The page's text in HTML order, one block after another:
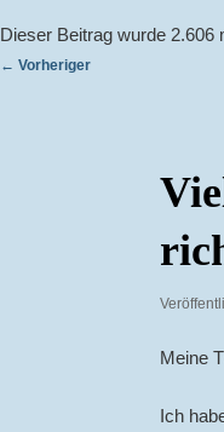
Dieser Beitrag wurde 2.606
Beitragsnavigation
← Vorheriger
Meine
Ich